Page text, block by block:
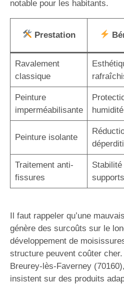
notable pour les habitants.
Prestation
Ravalement
classique
Peinture
imperméabilisante
humidité
Peinture isolante
Traitement anti-
fissures
Stabilité
supports
Il faut rappeler qu’une
génère des surcoûts sur le
développement de
structure peuvent coûter cher.
Breurey-lès-Faverney
insistent sur des produits